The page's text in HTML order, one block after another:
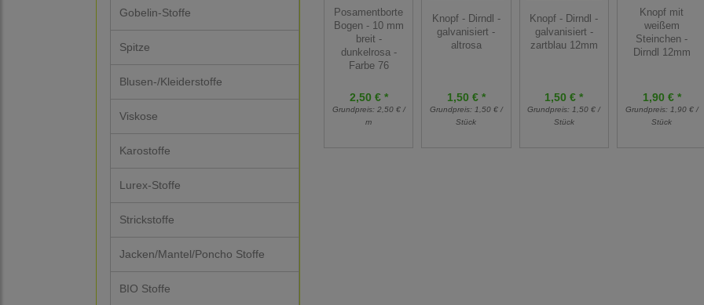
Gobelin-Stoffe
Spitze
Blusen-/Kleiderstoffe
Viskose
Karostoffe
Lurex-Stoffe
Strickstoffe
Jacken/Mantel/Poncho Stoffe
BIO Stoffe
Posamentborte
Bogen - 10 mm
breit -
dunkelrosa -
Farbe 76
2,50 € *
Grundpreis: 2,50 € /
m
Knopf - Dirndl -
galvanisiert -
altrosa
1,50 € *
Grundpreis: 1,50 € /
Stück
Knopf - Dirndl -
galvanisiert -
zartblau 12mm
1,50 € *
Grundpreis: 1,50 € /
Stück
Knopf mit
weißem
Steinchen -
Dirndl 12mm
1,90 € *
Grundpreis: 1,90 € /
Stück